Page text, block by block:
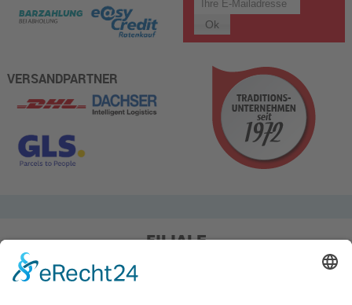
VERSANDPARTNER
FILIALE
Pieper Grillshop-24/Golf
Sandstraße 14-18